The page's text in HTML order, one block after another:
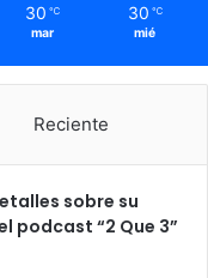
30 ℃
mar
30 ℃
mié
Reciente
sobre su
podcast “2 Que 3”